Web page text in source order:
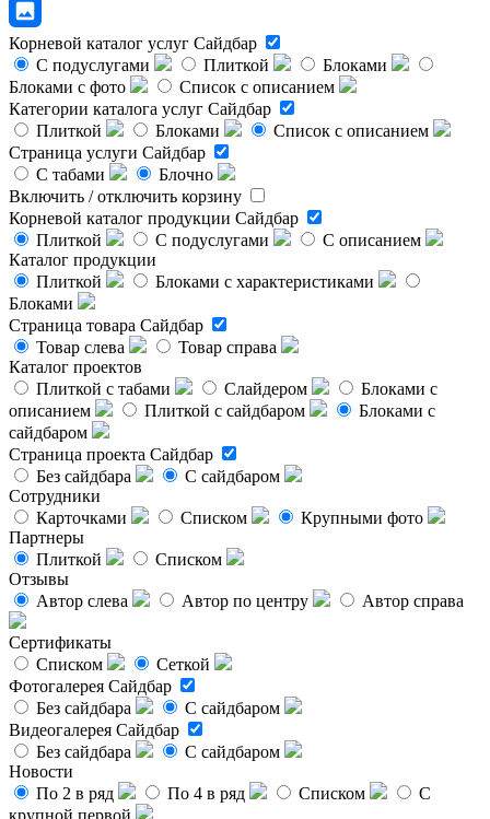
Корневой каталог услуг Сайдбар
С подуслугами
Плиткой
Блоками
Блоками с фото
Список с описанием
Категории каталога услуг Сайдбар
Плиткой
Блоками
Список с описанием
Страница услуги Сайдбар
С табами
Блочно
Включить / отключить корзину
Корневой каталог продукции Сайдбар
Плиткой
С подуслугами
С описанием
Каталог продукции
Плиткой
Блоками с характеристиками
Блоками
Страница товара Сайдбар
Товар слева
Товар справа
Каталог проектов
Плиткой с табами
Слайдером
Блоками с
описанием
Плиткой с сайдбаром
Блоками с
сайдбаром
Страница проекта Сайдбар
Без сайдбара
С сайдбаром
Сотрудники
Карточками
Списком
Крупными фото
Партнеры
Плиткой
Списком
Отзывы
Автор слева
Автор по центру Автор справа
Сертификаты
Списком
Сеткой
Фотогалерея Сайдбар
Без сайдбара
С сайдбаром
Видеогалерея Сайдбар
Без сайдбара
С сайдбаром
Новости
По 2 в ряд
По 4 в ряд Списком
С